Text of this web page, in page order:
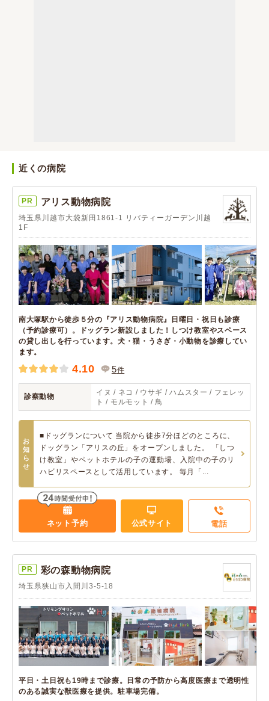
近くの病院
PR アリス動物病院
埼玉県川越市大袋新田1861-1 リバティーガーデン川越
1F
南大塚駅から徒歩５分の『アリス動物病院』日曜日・祝日も診療
（予約診療可）。ドッグラン新設しました！しつけ教室やスペース
の貸し出しを行っています。犬・猫・うさぎ・小動物を診療してい
ます。
4.10 5件
診察動物
イヌ / ネコ / ウサギ / ハムスター / フェレッ
ト / モルモット / 鳥
お
知
ら
せ
■ドッグランについて 当院から徒歩7分ほどのところに、
ドッグラン「アリスの丘」をオープンしました。 「しつ
け教室」やペットホテルの子の運動場、入院中の子のリ
ハビリスペースとして活用しています。 毎月「...
ネット予約 公式サイト 電話
PR 彩の森動物病院
埼玉県狭山市入間川3-5-18
平日・土日祝も19時まで診療。日常の予防から高度医療まで透明性
のある誠実な獣医療を提供。駐車場完備。